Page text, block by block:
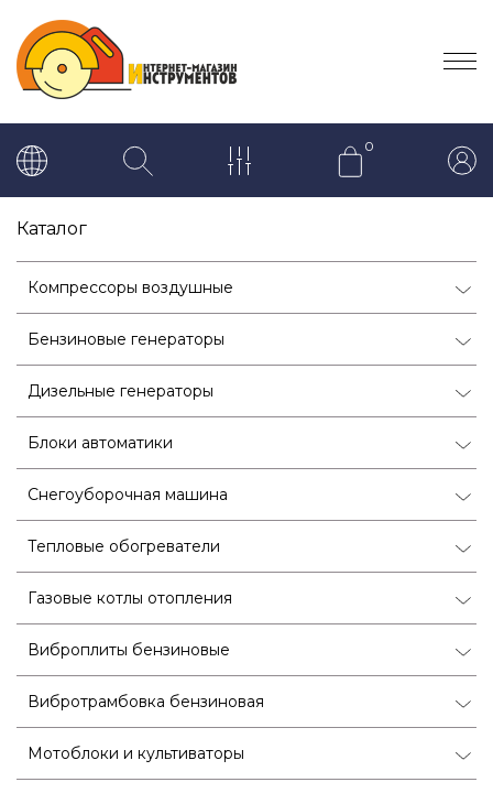
0
Каталог
Компрессоры воздушные
Бензиновые генераторы
Дизельные генераторы
Блоки автоматики
Снегоуборочная машина
Тепловые обогреватели
Газовые котлы отопления
Виброплиты бензиновые
Вибротрамбовка бензиновая
Мотоблоки и культиваторы